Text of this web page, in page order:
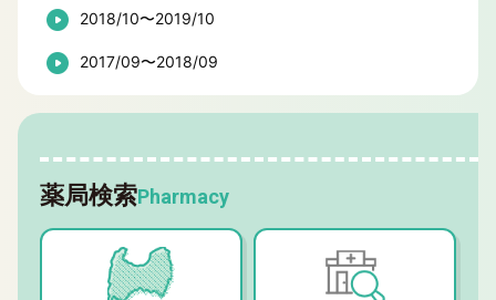
2018/10〜2019/10
2017/09〜2018/09
薬局検索Pharmacy